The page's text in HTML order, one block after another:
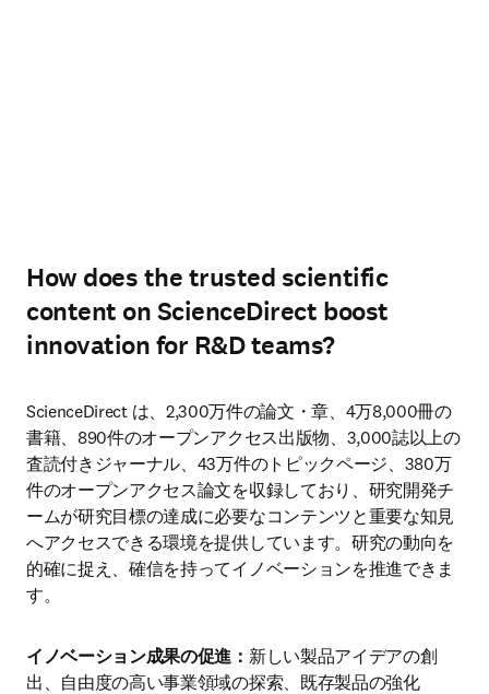
How does the trusted scientific
content on ScienceDirect boost
innovation for R&D teams?
ScienceDirect は、2,300万件の論文・章、4万8,000冊の
書籍、890件のオープンアクセス出版物、3,000誌以上の
査読付きジャーナル、43万件のトピックページ、380万
件のオープンアクセス論文を収録しており、研究開発チ
ームが研究目標の達成に必要なコンテンツと重要な知見
へアクセスできる環境を提供しています。研究の動向を
的確に捉え、確信を持ってイノベーションを推進できま
す。
イノベーション成果の促進： 新しい製品アイデアの創
出、自由度の高い事業領域の探索、既存製品の強化